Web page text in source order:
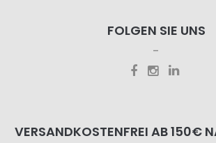
FOLGEN SIE UNS
VERSANDKOSTENFREI AB 150€